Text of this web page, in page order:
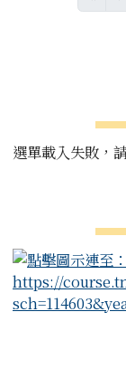
選單載入失敗，